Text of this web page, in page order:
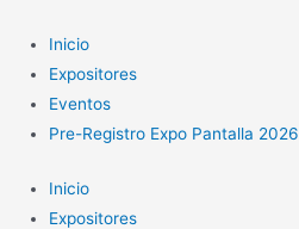
contenido
Inicio
Expositores
Eventos
Pre-Registro Expo Pantalla 2026
Inicio
Expositores